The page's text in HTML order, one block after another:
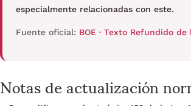
especialmente relacionadas con este.
Fuente oficial: BOE · Texto Refundido
Notas de actualización